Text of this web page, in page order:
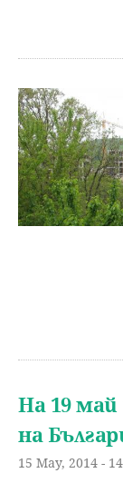
На 19
на
15 May, 2014 -